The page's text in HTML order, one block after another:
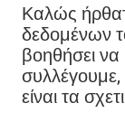
Καλώς
δεδομένων
βοηθήσει
είναι τα